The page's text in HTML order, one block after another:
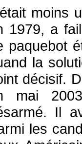
moins
1979, a
paquebot
la
décisif.
mai
Il
les